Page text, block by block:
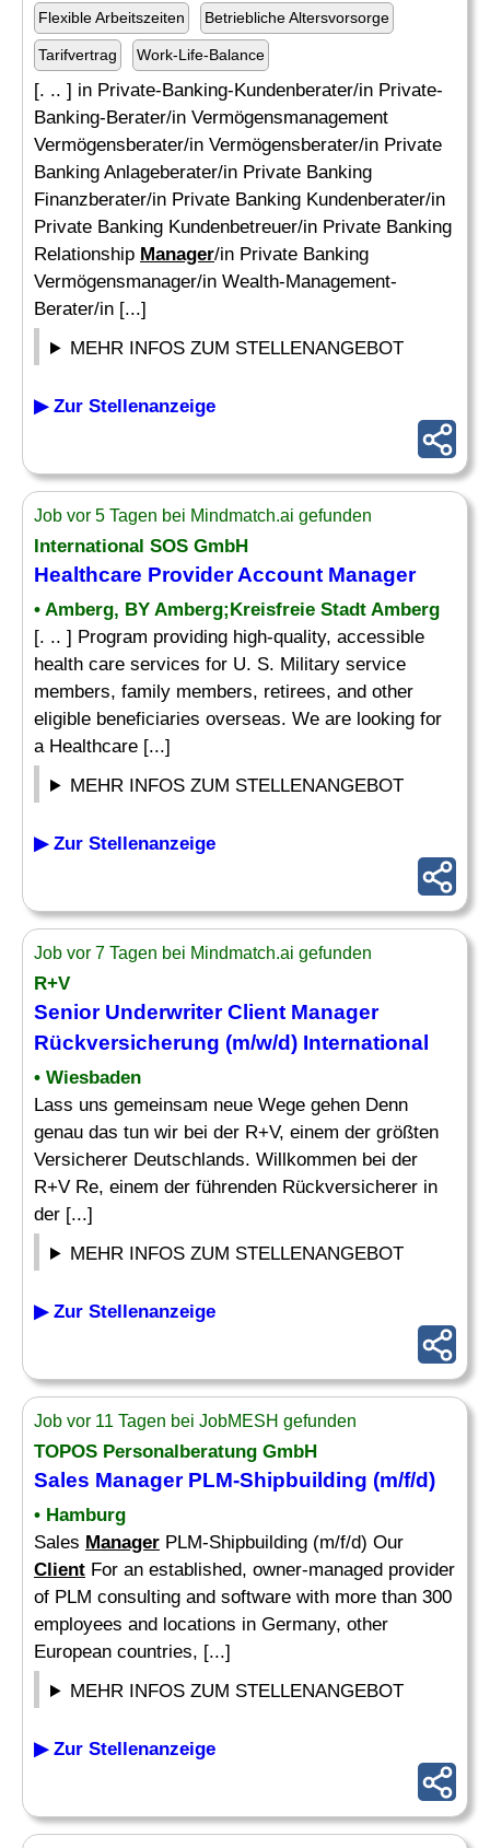
Flexible Arbeitszeiten Betriebliche Altersvorsorge
Tarifvertrag Work-Life-Balance
[. .. ] in Private-Banking-Kundenberater/in Private-
Banking-Berater/in Vermögensmanagement
Vermögensberater/in Vermögensberater/in Private
Banking Anlageberater/in Private Banking
Finanzberater/in Private Banking Kundenberater/in
Private Banking Kundenbetreuer/in Private Banking
Relationship Manager/in Private Banking
Vermögensmanager/in Wealth-Management-
Berater/in [...]
MEHR INFOS ZUM STELLENANGEBOT
▶ Zur Stellenanzeige
Job vor 5 Tagen bei Mindmatch.ai gefunden
International SOS GmbH
Healthcare Provider Account Manager
• Amberg, BY Amberg;Kreisfreie Stadt Amberg
[. .. ] Program providing high-quality, accessible
health care services for U. S. Military service
members, family members, retirees, and other
eligible beneficiaries overseas. We are looking for
a Healthcare [...]
MEHR INFOS ZUM STELLENANGEBOT
▶ Zur Stellenanzeige
Job vor 7 Tagen bei Mindmatch.ai gefunden
R+V
SeniorUnderwriterClient Manager
Rückversicherung (m/w/d) International
• Wiesbaden
Lass uns gemeinsam neue Wege gehen Denn
genau das tun wir bei der R+V, einem der größten
Versicherer Deutschlands. Willkommen bei der
R+V Re, einem der führenden Rückversicherer in
der [...]
MEHR INFOS ZUM STELLENANGEBOT
▶ Zur Stellenanzeige
Job vor 11 Tagen bei JobMESH gefunden
TOPOS Personalberatung GmbH
Sales ManagerPLM-Shipbuilding (m/f/d)
• Hamburg
Sales Manager PLM-Shipbuilding (m/f/d) Our
Client For an established, owner-managed provider
of PLM consulting and software with more than 300
employees and locations in Germany, other
European countries, [...]
MEHR INFOS ZUM STELLENANGEBOT
▶ Zur Stellenanzeige